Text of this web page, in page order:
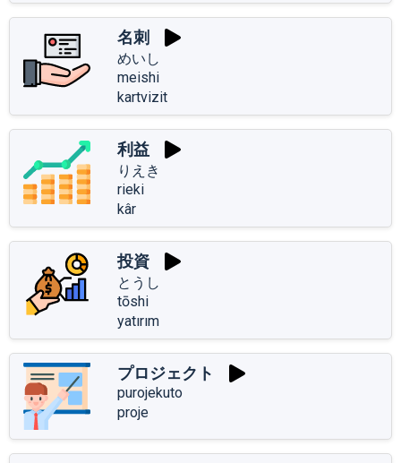
名刺
めいし
meishi
kartvizit
利益
りえき
rieki
kâr
投資
とうし
tōshi
yatırım
プロジェクト
purojekuto
proje